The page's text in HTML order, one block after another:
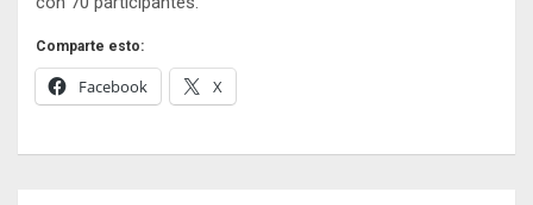
Comparte esto:
Facebook X